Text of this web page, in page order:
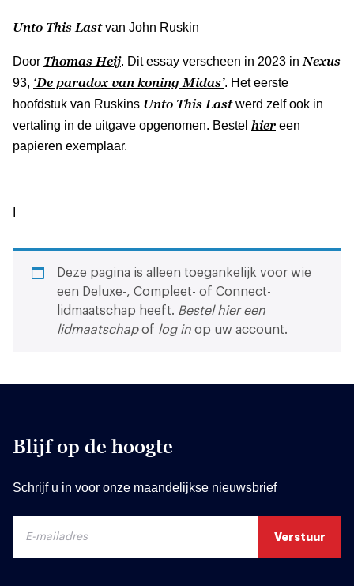
Unto This Lastvan John Ruskin
Door Thomas Heij. Dit essay verscheen in 2023 in Nexus
93, ‘De paradox van koning Midas’. Het eerste
hoofdstuk van Ruskins Unto This Lastwerd zelf ook in
vertaling in de uitgave opgenomen. Bestel hier een
papieren exemplaar.
Deze pagina is alleen toegankelijk voor wie
een Deluxe-, Compleet- of Connect-
lidmaatschap heeft. Bestel hier een
lidmaatschapof log in op uw account.
Blijf op de hoogte
Schrijf u in voor onze maandelijkse nieuwsbrief